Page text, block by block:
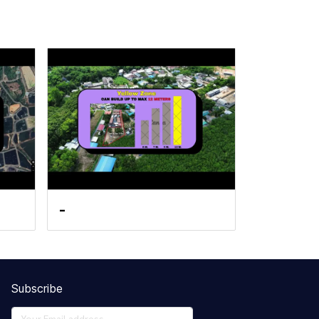
-
Subscribe